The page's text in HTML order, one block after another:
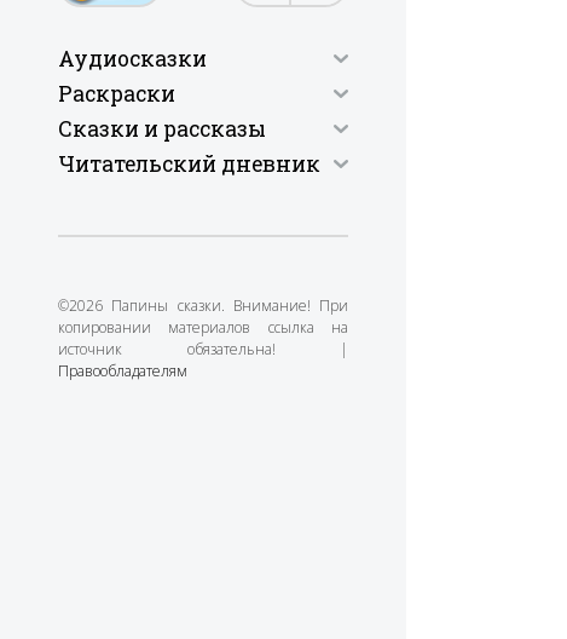
Аудиосказки
Раскраски
Сказки и рассказы
Читательский дневник
©2026 Папины сказки. Внимание! При
копировании материалов ссылка на
источник обязательна! |
Правообладателям